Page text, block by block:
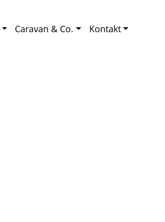
Caravan & Co. Kontakt